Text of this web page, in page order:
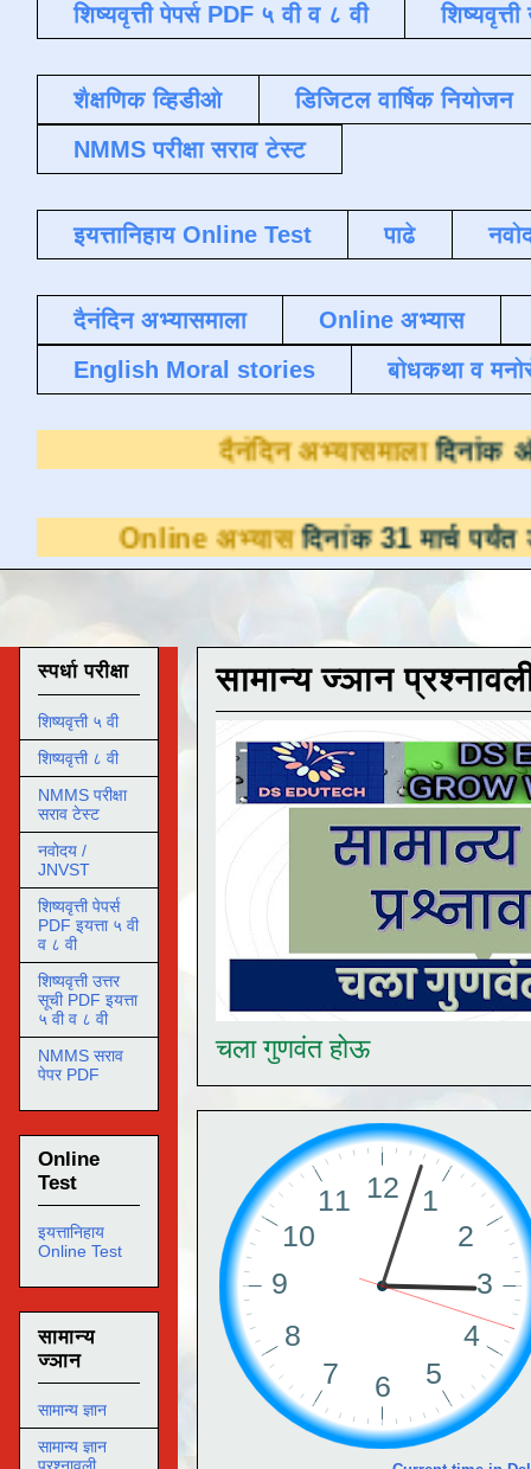
शिष्यवृत्ती पेपर्स PDF ५ वी व ८ वी
शैक्षणिक व्हिडीओ
डिजिटल वार्षिक नियोजन
NMMS परीक्षा सराव टेस्ट
इयत्तानिहाय Online Test पाढे
दैनंदिन अभ्यासमाला
Online अभ्यास
English Moral stories
बोधकथा व
दैनंदिन
अभ्यासदिनांक 31 मार्च पर्यंत
सामान्य ज्ञान
चला गुणवंत होऊ
स्पर्धा परीक्षा
शिष्यवृत्ती ५ वी
शिष्यवृत्ती ८ वी
NMMS परीक्षा
सराव टेस्ट
नवोदय /
JNVST
शिष्यवृत्ती पेपर्स
PDF इयत्ता ५ वी
व ८ वी
शिष्यवृत्ती उत्तर
सूची PDF इयत्ता
५ वी व ८ वी
NMMS सराव
पेपर PDF
Online
Test
इयत्तानिहाय
Online Test
सामान्य
ज्ञान
सामान्य ज्ञान
सामान्य ज्ञान